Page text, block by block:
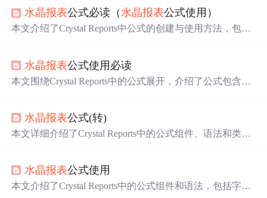
水晶报表公式必读（水晶报表公式使用）
本文介绍了Crystal Reports中公式的创建与使用方法，包括
水晶报表公式使用必读
本文围绕Crystal Reports中的公式展开，介绍了公式包含组
化、选定等不同种类的公式及其用途。
水晶报表公式(转)
本文详细介绍了Crystal Reports中的公式组件、语法和类
建、编辑、删除、查看和在公式中引用
水晶报表公式使用
本文介绍了Crystal Reports中的公式组件和语法，包括字